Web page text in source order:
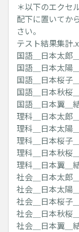
＊以下のエクセ
配下に置いてか
さい。
テスト結果集計
国語＿日本太郎
国語＿日本太陽
国語＿日本桜子
国語＿日本秋桜
国語＿日本翼＿
理科＿日本太郎
理科＿日本太陽
理科＿日本桜子
理科＿日本秋桜
理科＿日本翼＿
社会＿日本太郎
社会＿日本太陽
社会＿日本桜子
社会＿日本秋桜
社会＿日本翼＿